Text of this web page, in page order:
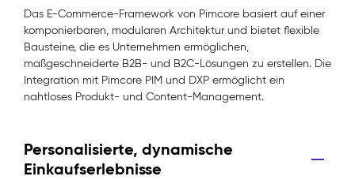
Das E-Commerce-Framework von Pimcore basiert auf einer
komponierbaren, modularen Architektur und bietet flexible
Bausteine, die es Unternehmen ermöglichen,
maßgeschneiderte B2B- und B2C-Lösungen zu erstellen. Die
Integration mit Pimcore PIM und DXP ermöglicht ein
nahtloses Produkt- und Content-Management.
Personalisierte, dynamische
Einkaufserlebnisse